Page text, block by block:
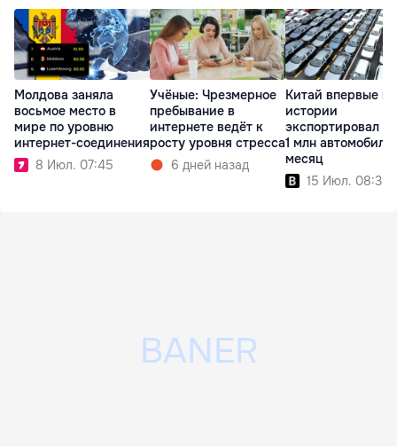
Молдова заняла
восьмое место в
мире по уровню
интернет-соединения
8 Июл. 07:45
Учёные: Чрезмерное
пребывание в
интернете ведёт к
росту уровня стресса
6 дней назад
Китай впервые в
истории
экспортировал
1 млн
месяц
15 Июл. 08:39